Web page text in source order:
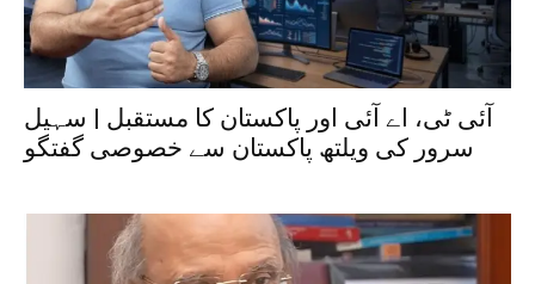
آئی ٹی، اے آئی اور پاکستان کا مستقبل | سہیل
سرور کی ویلتھ پاکستان سے خصوصی گفتگو